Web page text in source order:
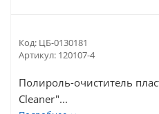
Код: ЦБ-0130181
Артикул: 120107-4
Полироль-очиститель
Cleaner"...